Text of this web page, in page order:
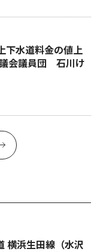
水道料金の値上
会議員団 石川け
横浜生田線（水沢